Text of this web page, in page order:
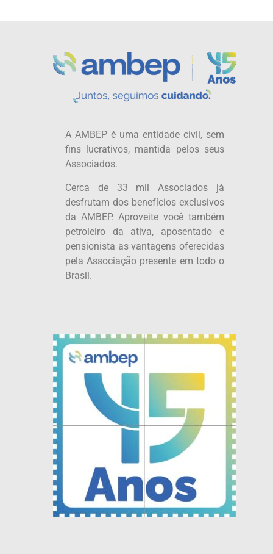
A AMBEP é uma entidade civil, sem
fins lucrativos, mantida pelos seus
Associados.
Cerca de 33 mil Associados já
desfrutam dos benefícios exclusivos
da AMBEP. Aproveite você também
petroleiro da ativa, aposentado e
pensionista as vantagens oferecidas
pela Associação presente em todo o
Brasil.